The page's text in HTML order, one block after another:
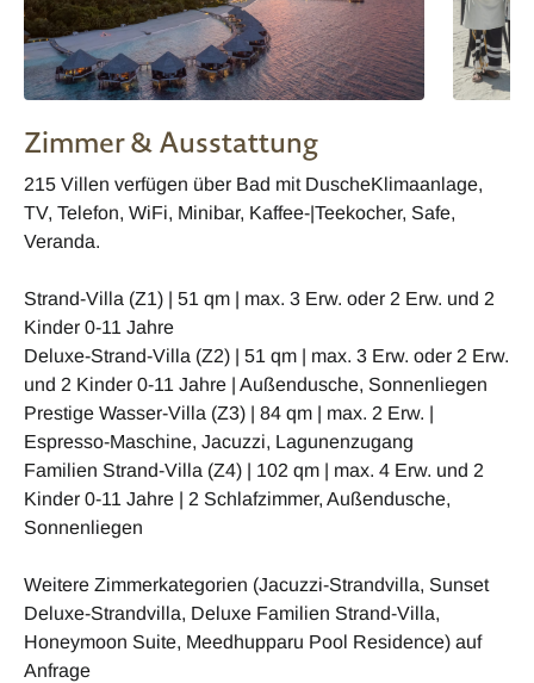
Zimmer & Ausstattung
215 Villen verfügen über Bad mit DuscheKlimaanlage,
TV, Telefon, WiFi, Minibar, Kaffee-|Teekocher, Safe,
Veranda.
Strand-Villa (Z1) | 51 qm | max. 3 Erw. oder 2 Erw. und 2
Kinder 0-11 Jahre
Deluxe-Strand-Villa (Z2) | 51 qm | max. 3 Erw. oder 2 Erw.
und 2 Kinder 0-11 Jahre | Außendusche, Sonnenliegen
Prestige Wasser-Villa (Z3) | 84 qm | max. 2 Erw. |
Espresso-Maschine, Jacuzzi, Lagunenzugang
Familien Strand-Villa (Z4) | 102 qm | max. 4 Erw. und 2
Kinder 0-11 Jahre | 2 Schlafzimmer, Außendusche,
Sonnenliegen
Weitere Zimmerkategorien (Jacuzzi-Strandvilla, Sunset
Deluxe-Strandvilla, Deluxe Familien Strand-Villa,
Honeymoon Suite, Meedhupparu Pool Residence) auf
Anfrage